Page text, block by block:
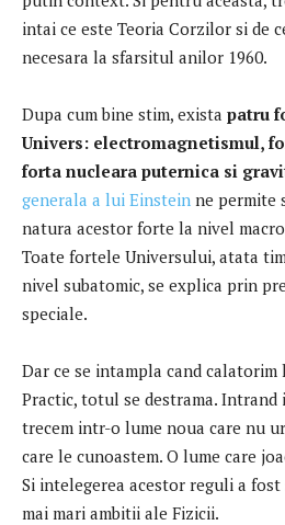
intai ce este Teoria Corzilor si de
necesara la sfarsitul anilor 1960.
Dupa cum bine stim, exista patru
Univers: electromagnetismul,
forta nucleara puternica si
generala a lui Einstein ne permite
natura acestor forte la nivel
Toate fortele Universului, atata
nivel subatomic, se explica prin
speciale.
Dar ce se intampla cand calatorim
Practic, totul se destrama. Intrand
trecem intr-o lume noua care nu
care le cunoastem. O lume care
Si intelegerea acestor reguli a
mai mari ambitii ale Fizicii.